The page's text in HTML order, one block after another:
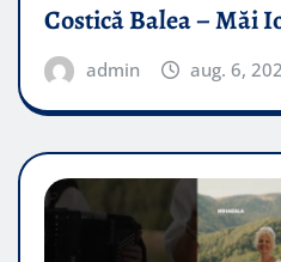
Costică Balea – Măi
admin aug. 6,